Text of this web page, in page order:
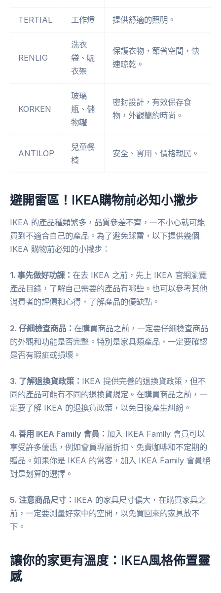
TERTIAL 工作燈 提供舒適的照明。
RENLIG
洗衣
袋、曬
衣架
保護衣物，節省空間，快
速晾乾。
KORKEN
玻璃
瓶、儲
物罐
密封設計，有效保存食
物，外觀簡約時尚。
ANTILOP
兒童餐
椅
安全、實用、價格親民。
避開雷區！IKEA購物前必知小撇步
IKEA 的產品種類繁多，品質參差不齊，一不小心就可能
買到不適合自己的產品。為了避免踩雷，以下提供幾個
IKEA 購物前必知的小撇步：
1. 事先做好功課： 在去 IKEA 之前，先上 IKEA 官網瀏覽
產品目錄，了解自己需要的產品有哪些。也可以參考其他
消費者的評價和心得，了解產品的優缺點。
2. 仔細檢查商品： 在購買商品之前，一定要仔細檢查商品
的外觀和功能是否完整。特別是家具類產品，一定要確認
是否有瑕疵或損壞。
3. 了解退換貨政策： IKEA 提供完善的退換貨政策，但不
同的產品可能有不同的退換貨規定。在購買商品之前，一
定要了解 IKEA 的退換貨政策，以免日後產生糾紛。
4. 善用 IKEA Family 會員： 加入 IKEA Family 會員可以
享受許多優惠，例如會員專屬折扣、免費咖啡和不定期的
贈品。如果你是 IKEA 的常客，加入 IKEA Family 會員絕
對是划算的選擇。
5. 注意商品尺寸： IKEA 的家具尺寸偏大，在購買家具之
前，一定要測量好家中的空間，以免買回來的家具放不
下。
讓你的家更有溫度：IKEA風格佈置靈
感